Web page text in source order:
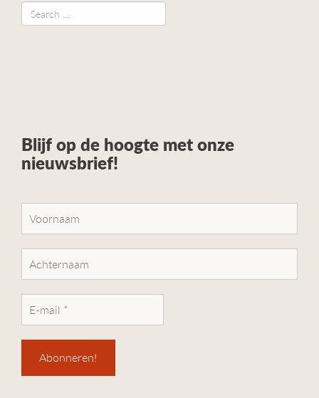
Blijf op de hoogte met onze
nieuwsbrief!